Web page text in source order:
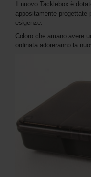
Il nuovo Tacklebox è
appositamente progettate
esigenze.
Coloro che amano avere
ordinata adoreranno la